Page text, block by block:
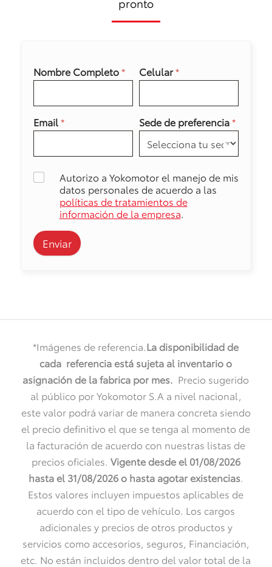
Nombre Completo*
Email*
Celular*
Sede de preferencia*
Autorizo a Yokomotor el manejo de mis
datos personales de acuerdo a las
políticas de tratamientos de
información de la empresa.
Enviar
*Imágenes de referencia.La disponibilidad de
cada referencia está sujeta al inventario o
asignación de la fabrica por mes. Precio sugerido
al público por Yokomotor S.A a nivel nacional,
este valor podrá variar de manera concreta siendo
el precio definitivo el que se tenga al momento de
la facturación de acuerdo con nuestras listas de
precios oficiales. Vigente desde el 01/08/2026
hasta el 31/08/2026 o hasta agotar existencias.
Estos valores incluyen impuestos aplicables de
acuerdo con el tipo de vehículo. Los cargos
adicionales y precios de otros productos y
servicios como accesorios, seguros, Financiación,
etc. No están incluidos dentro del valor total de la